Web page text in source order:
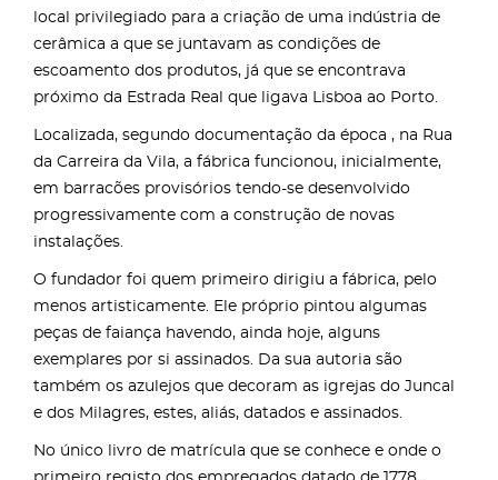
local privilegiado para a criação de uma indústria de
cerâmica a que se juntavam as condições de
escoamento dos produtos, já que se encontrava
próximo da Estrada Real que ligava Lisboa ao Porto.
Localizada, segundo documentação da época , na Rua
da Carreira da Vila, a fábrica funcionou, inicialmente,
em barracões provisórios tendo-se desenvolvido
progressivamente com a construção de novas
instalações.
O fundador foi quem primeiro dirigiu a fábrica, pelo
menos artisticamente. Ele próprio pintou algumas
peças de faiança havendo, ainda hoje, alguns
exemplares por si assinados. Da sua autoria são
também os azulejos que decoram as igrejas do Juncal
e dos Milagres, estes, aliás, datados e assinados.
No único livro de matrícula que se conhece e onde o